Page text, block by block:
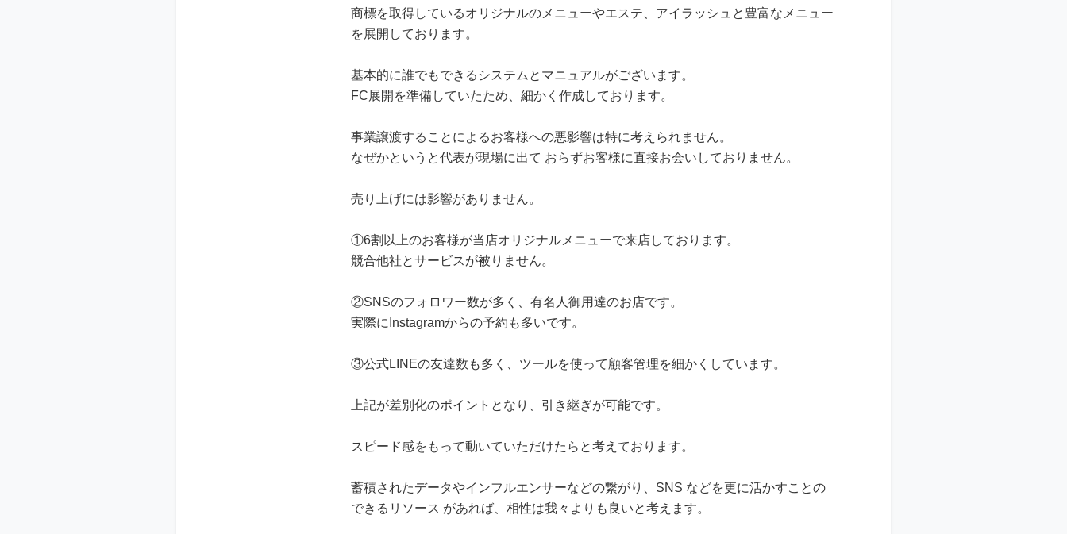
商標を取得しているオリジナルのメニューやエステ、アイラッシュと豊富なメニュー
を展開しております。
基本的に誰でもできるシステムとマニュアルがございます。
FC展開を準備していたため、細かく作成しております。
事業譲渡することによるお客様への悪影響は特に考えられません。
なぜかというと代表が現場に出て おらずお客様に直接お会いしておりません。
売り上げには影響がありません。
①6割以上のお客様が当店オリジナルメニューで来店しております。
競合他社とサービスが被りません。
②SNSのフォロワー数が多く、有名人御用達のお店です。
実際にInstagramからの予約も多いです。
③公式LINEの友達数も多く、ツールを使って顧客管理を細かくしています。
上記が差別化のポイントとなり、引き継ぎが可能です。
スピード感をもって動いていただけたらと考えております。
蓄積されたデータやインフルエンサーなどの繋がり、SNS などを更に活かすことの
できるリソース があれば、相性は我々よりも良いと考えます。